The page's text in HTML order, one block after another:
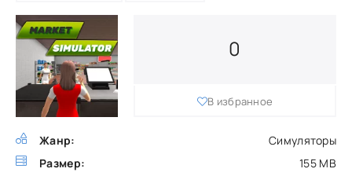
Жанр:
Симуляторы
Размер:
155 MB
0
В избранное